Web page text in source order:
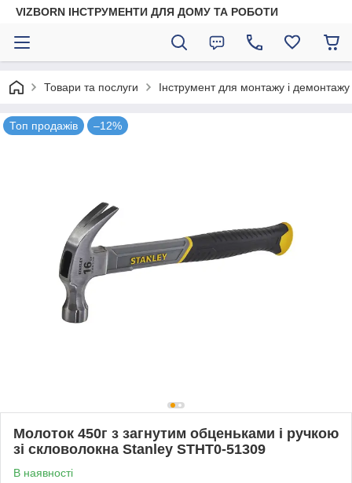
VIZBORN ІНСТРУМЕНТИ ДЛЯ ДОМУ ТА РОБОТИ
Товари та послуги Інструмент для монтажу і демонтажу
Топ продажів –12%
Молоток 450г з загнутим обценьками і ручкою
зі скловолокна Stanley STHT0-51309
В наявності